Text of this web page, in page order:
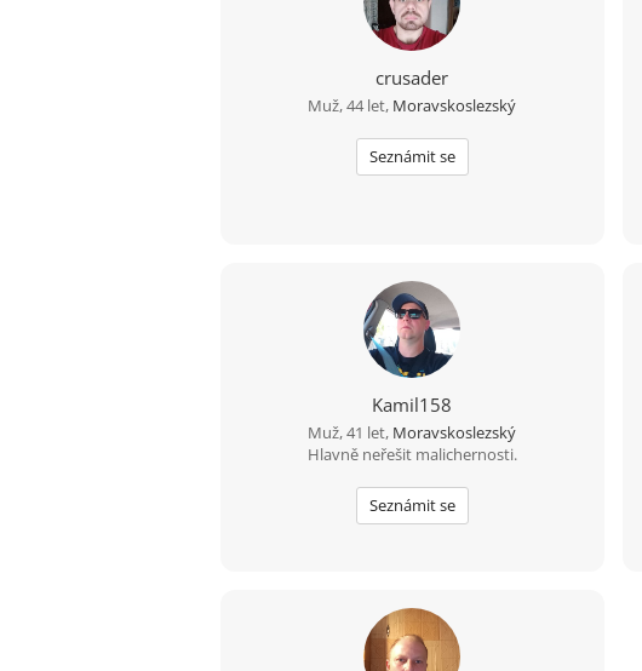
crusader
Muž, 44 let, Moravskoslezský
Seznámit se
Kamil158
Muž, 41 let, Moravskoslezský
Hlavně neřešit malichernosti.
Seznámit se